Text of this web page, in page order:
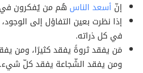
إنّ أسعد الناس هُم من يُفكرون في
إذا نظرت بعين التفاؤل إلى
في كل ذراته.
مَن يفقد ثروةً يفقد كثيرًا، ومن
ومن يفقد الشّجاعة يفقد كلّ شيء.